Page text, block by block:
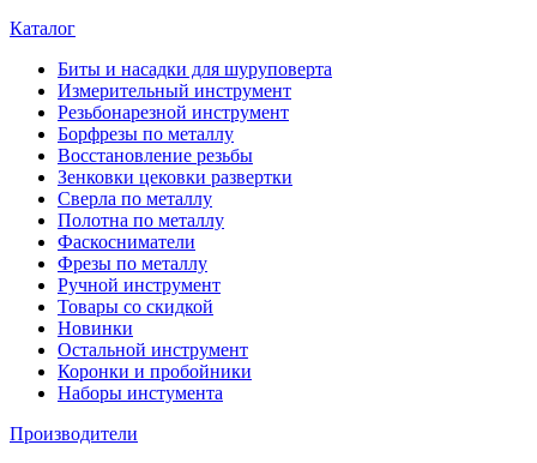
Каталог
Биты и насадки для шуруповерта
Измерительный инструмент
Резьбонарезной инструмент
Борфрезы по металлу
Восстановление резьбы
Зенковки цековки развертки
Сверла по металлу
Полотна по металлу
Фаскосниматели
Фрезы по металлу
Ручной инструмент
Товары со скидкой
Новинки
Остальной инструмент
Коронки и пробойники
Наборы инстумента
Производители